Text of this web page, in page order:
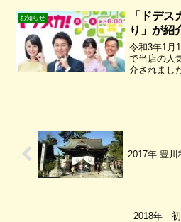
お知らせ
「ドデ
り」が紹
令和3年1月
で当店の人
介されまし
2017年 豊川
2018年